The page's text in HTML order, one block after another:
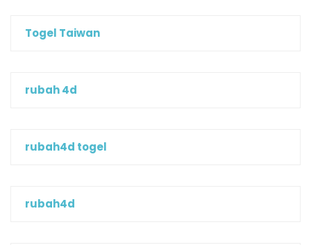
Togel Taiwan
rubah 4d
rubah4d togel
rubah4d